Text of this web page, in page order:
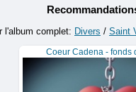
l'album complet: Divers / Saint
Coeur Cadena - fonds